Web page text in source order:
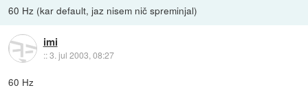
60 Hz (kar default, jaz nisem nič spreminjal)
imi
::3. jul 2003, 08:27
60 Hz